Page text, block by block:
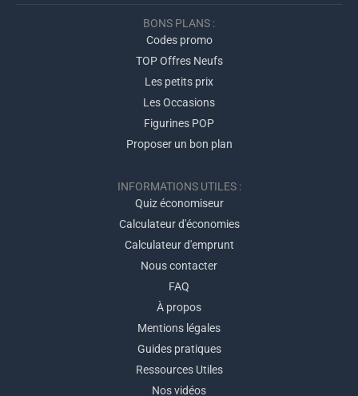
BONS PLANS :
Codes promo
TOP Offres Neufs
Les petits prix
Les Occasions
Figurines POP
Proposer un bon plan
INFORMATIONS UTILES :
Quiz économiseur
Calculateur d'économies
Calculateur d'emprunt
Nous contacter
FAQ
À propos
Mentions légales
Guides pratiques
Ressources Utiles
Nos vidéos